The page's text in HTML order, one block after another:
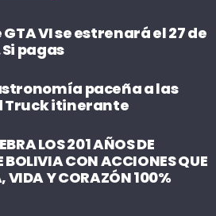
VI se estrenará el 27 de
pagas
paceña a las
Truck itinerante
LOS 201 AÑOS DE
BOLIVIA CON ACCIONES QUE
VIDA Y CORAZÓN 100%